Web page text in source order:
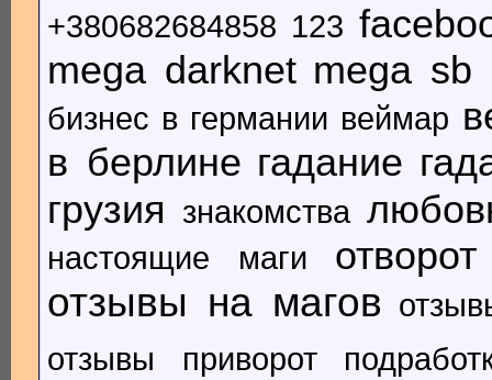
+380682684858 123
mega darknet mega sb
бизнес в германии веймар
в берлине гадание
грузия знакомства
настоящие маги отворот
отзывы на магов
отзывы приворот